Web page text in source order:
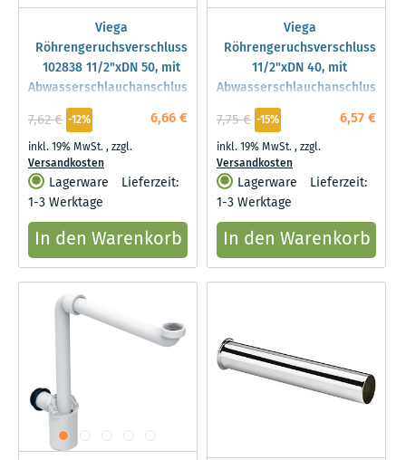
Viega
Röhrengeruchsverschluss
102838 11/2"xDN 50, mit
Abwasserschlauchanschluss
6,66 €
7,62 € -12%
inkl. 19% MwSt.,zzgl.
Versandkosten
Lagerware
Lieferzeit:
1-3 Werktage
In den Warenkorb
Viega
Röhrengeruchsverschluss
11/2"xDN 40, mit
Abwasserschlauchanschluss
6,57 €
7,75 € -15%
inkl. 19% MwSt.,zzgl.
Versandkosten
Lagerware
Lieferzeit:
1-3 Werktage
In den Warenkorb